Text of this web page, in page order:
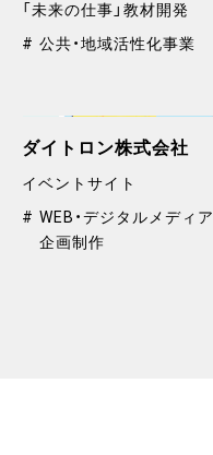
「未来の仕事」教材開発
公共・地域活性化事業
ダイトロン株式会社
イベントサイト
WEB・デジタルメディア
企画制作